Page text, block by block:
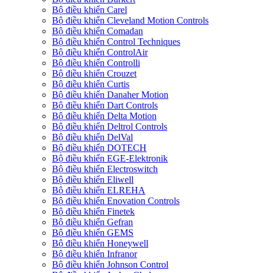
Bộ điều khiển Carel
Bộ điều khiển Cleveland Motion Controls
Bộ điều khiển Comadan
Bộ điều khiển Control Techniques
Bộ điều khiển ControlAir
Bộ điều khiển Controlli
Bộ điều khiển Crouzet
Bộ điều khiển Curtis
Bộ điều khiển Danaher Motion
Bộ điều khiển Dart Controls
Bộ điều khiển Delta Motion
Bộ điều khiển Deltrol Controls
Bộ điều khiển DelVal
Bộ điều khiển DOTECH
Bộ điều khiển EGE-Elektronik
Bộ điều khiển Electroswitch
Bộ điều khiển Eliwell
Bộ điều khiển ELREHA
Bộ điều khiển Enovation Controls
Bộ điều khiển Finetek
Bộ điều khiển Gefran
Bộ điều khiển GEMS
Bộ điều khiển Honeywell
Bộ điều khiển Infranor
Bộ điều khiển Johnson Control